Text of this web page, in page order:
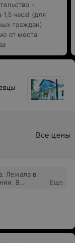
-
1,5 часа! (для
граждан)
от места
Все цены
Лежала в
В
Да, она
Врач
три раза в
Еще